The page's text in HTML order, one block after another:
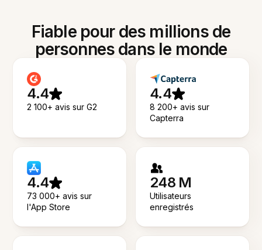
Fiable pour des millions de
personnes dans le monde
4.4
2 100+ avis sur G2
4.4
8 200+ avis sur
Capterra
4.4
73 000+ avis sur
l'App Store
248 M
Utilisateurs
enregistrés